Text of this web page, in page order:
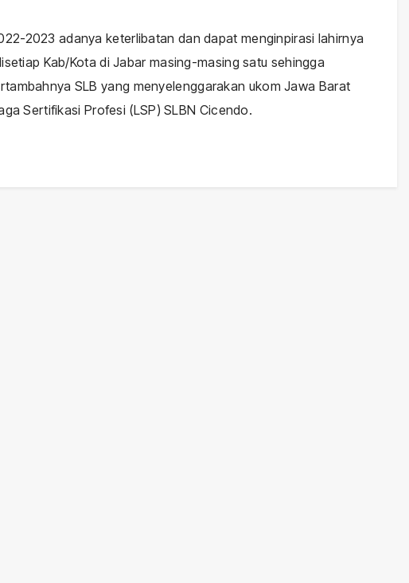
2023 adanya keterlibatan dan dapat menginpirasi lahirnya
Kab/Kota di Jabar masing-masing satu sehingga
SLB yang menyelenggarakan ukom Jawa Barat
Sertifikasi Profesi (LSP) SLBN Cicendo.